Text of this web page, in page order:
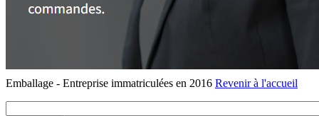
Emballage - Entreprise immatriculées en 2016 Revenir à l'accueil